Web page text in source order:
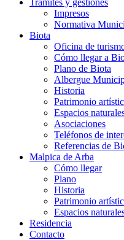
Trámites y gestiones
Impresos
Normativa
Biota
Oficina de
Cómo llegar a
Plano de Biota
Albergue
Historia
Patrimonio
Espacios
Asociaciones
Teléfonos de
Referencias de
Malpica de Arba
Cómo llegar
Plano
Historia
Patrimonio
Espacios
Residencia
Contacto